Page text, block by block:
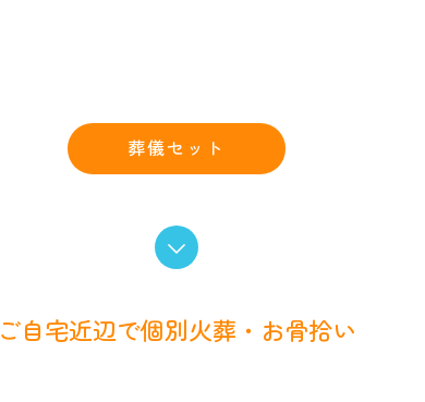
葬儀セット
ご自宅近辺で個別火葬・お骨拾い